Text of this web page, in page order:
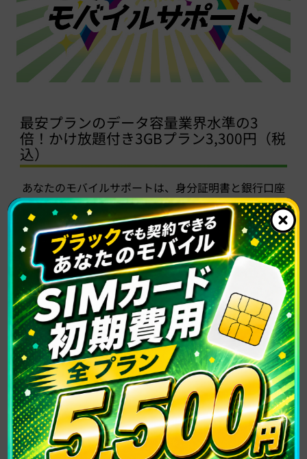
最安プランのデータ容量業界水準の3
倍！かけ放題付き3GBプラン3,300円（税
込）
あなたのモバイルサポートは、身分証明書と銀行口座
があれば審査なしでどなたでもご契約できる格安SIM
サービスです。
・利用期間の縛りがなく、解約金0円
・初月の月額料金0円
・口座振替登録料・手数料0円
かけ放題付き120GBプランも3ヶ月間5,500円/月
「あなたのモバイルサポート」ご契約キャンペー
ン実施中ですので、是非ご利用ください。
さらに、30GB・50GB・120GBのプランの事務手数
料が無料になるキャンペーンも開催中です! 本来初期
費用決済時に必要な事務手数料3,733円が0円にてお
トクにご契約頂けますのでこの機会にぜひご利用くだ